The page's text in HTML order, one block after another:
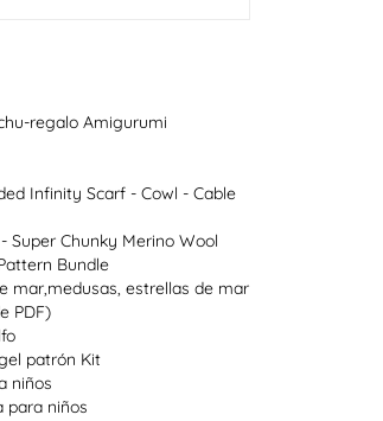
regalo Amigurumi
Infinity Scarf - Cowl - Cable
Super Chunky Merino Wool
Bundle
mar,medusas, estrellas de mar
PDF)
patrón Kit
niños
para niños